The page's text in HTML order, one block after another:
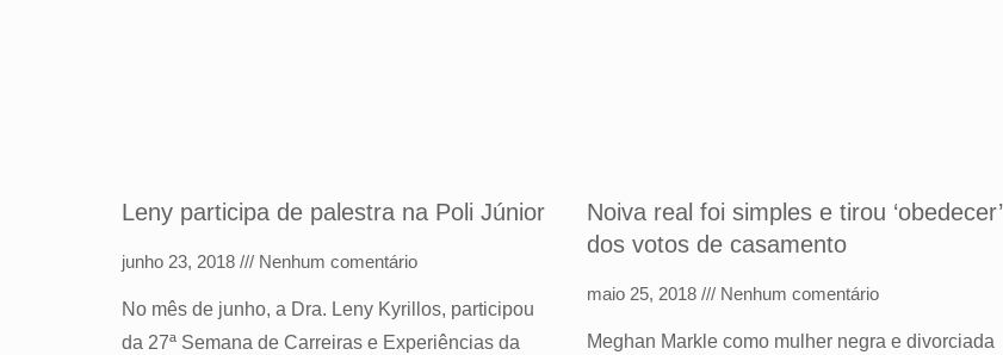
Leny participa de palestra na Poli Júnior
junho 23, 2018 Nenhum comentário
No mês de junho, a Dra. Leny Kyrillos, participou
da 27ª Semana de Carreiras e Experiências da
Noiva real foi simples e tirou ‘obedecer’
dos votos de casamento
maio 25, 2018 Nenhum comentário
Meghan Markle como mulher negra e divorciada